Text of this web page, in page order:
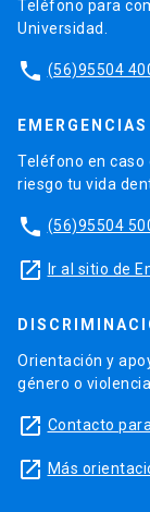
Teléfono para
Universidad.
phone (56)95504
EMERGENCIAS
Teléfono en caso
riesgo tu vida
phone (56)95504
launch Ir al sitio de
Orientación y
género o
launch Contacto
launch Más